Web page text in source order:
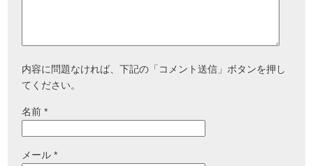
内容に問題なければ、下記の「コメント送信」ボタンを押し
てください。
名前*
メール*